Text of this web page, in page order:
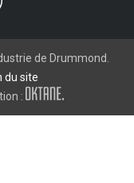
de Drummond.
du site
: